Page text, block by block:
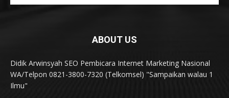
ABOUT US
Didik Arwinsyah SEO Pembicara Internet Marketing Nasional
WA/Telpon 0821-3800-7320 (Telkomsel) "Sampaikan walau 1
Ilmu"